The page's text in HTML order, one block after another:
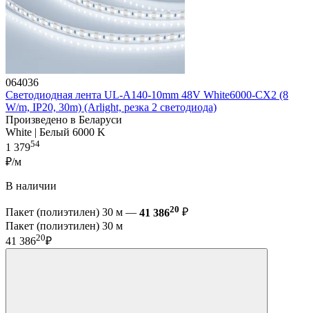
064036
Светодиодная лента UL-A140-10mm 48V White6000-CX2 (8
W/m, IP20, 30m) (Arlight, резка 2 светодиода)
Произведено в Беларуси
White | Белый 6000 K
1 37954
₽/м
В наличии
Пакет (полиэтилен) 30 м — 41 38620 ₽
Пакет (полиэтилен) 30 м
41 38620₽